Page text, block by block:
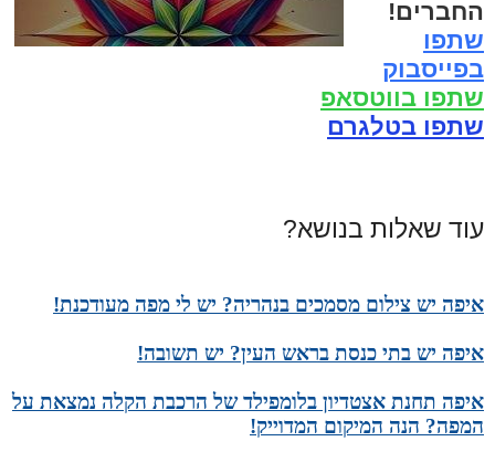
החברים!
שתפו
בפייסבוק
שתפו בווטסאפ
שתפו בטלגרם
עוד שאלות בנושא?
איפה יש צילום מסמכים בנהריה? יש לי מפה מעודכנת!
איפה יש בתי כנסת בראש העין? יש תשובה!
איפה תחנת אצטדיון בלומפילד של הרכבת הקלה נמצאת על
המפה? הנה המיקום המדוייק!